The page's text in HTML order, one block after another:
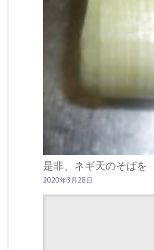
是非、ネギ天のそばを
2020年3月28日